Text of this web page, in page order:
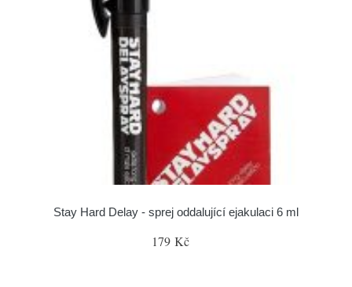
Stay Hard Delay - sprej oddalující ejakulaci 6 ml
179 Kč